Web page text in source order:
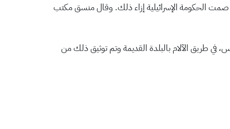
صمت الحكومة الإسرائيلية إزاء ذلك. وقال منسق مكتب
في طريق الآلام بالبلدة القديمة وتم توثيق ذلك من